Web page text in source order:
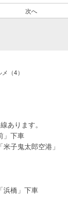
次へ
（4）
あります。
」下車
子鬼太郎空港」
浜橋」下車